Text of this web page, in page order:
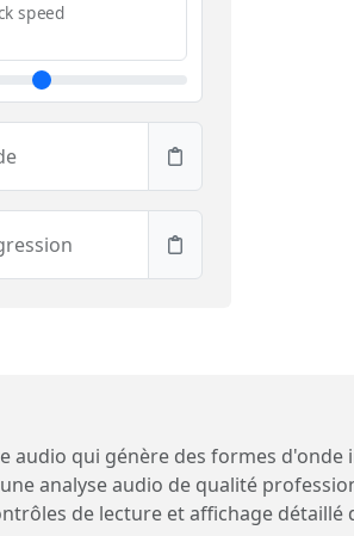
speed
audio qui génère des formes
analyse audio de qualité
de lecture et affichage